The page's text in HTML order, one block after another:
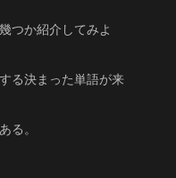
つか紹介してみよ
る決まった単語が来
る。